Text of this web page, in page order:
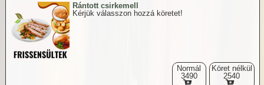
Rántott csirkemell
Kérjük válasszon hozzá köretet!
Normál
3490
Köret nélkül
2540